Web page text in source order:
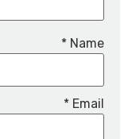
Name
*
Email
*